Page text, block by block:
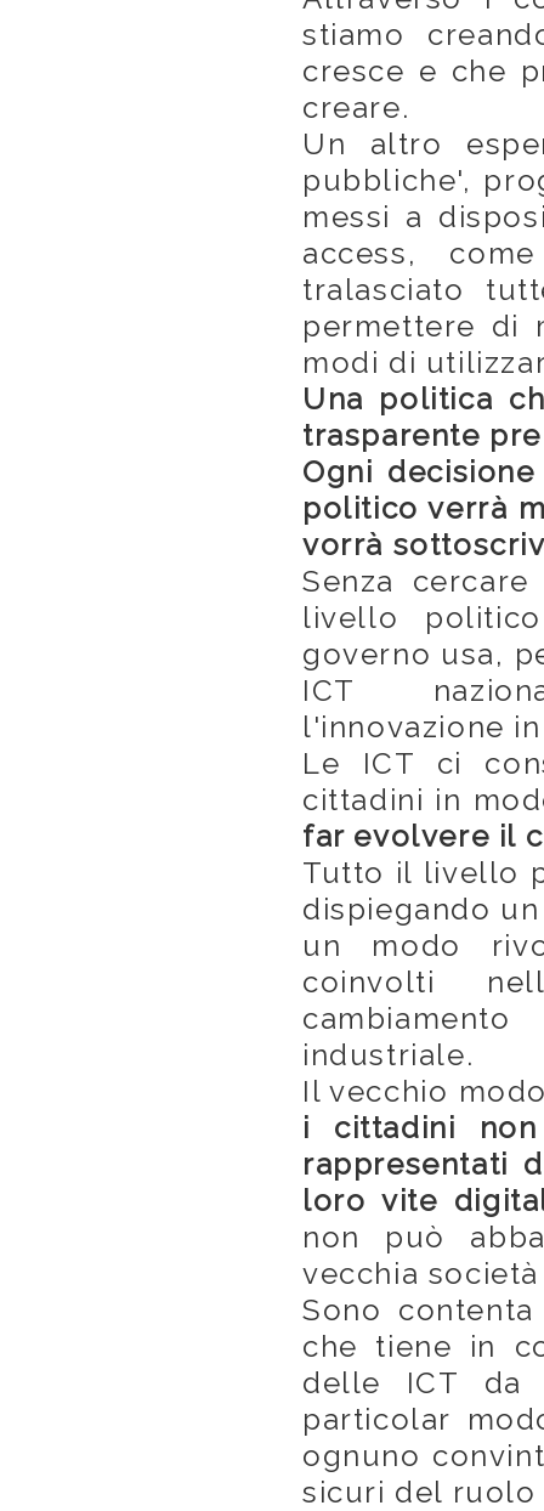
stiamo
cresce e che
creare.
Un altro
pubbliche',
messi a
access,
tralasciato
permettere di
modi di
Una politica
trasparente
Ogni
politico verrà
vorrà
Senza
livello
governo usa,
ICT
l'innovazione
Le ICT ci
cittadini in
far evolvere il
Tutto il livello
dispiegando
un modo
coinvolti
industriale.
Il vecchio
i cittadini
rappresentati
loro vite
non può
vecchia
Sono
che tiene in
delle ICT da
particolar
ognuno
sicuri del ruolo